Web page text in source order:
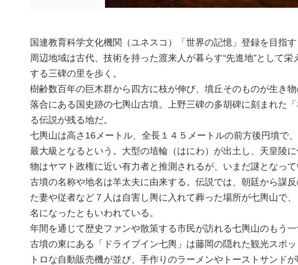
ㅤ国連教育科学文化機関（ユネスコ）「世界の記憶」登録を目指
周辺地域は古代、技術を持った渡来人が暮らす“先進地”として
する三碑の里を歩く。
ㅤ樹齢数百年の巨木群から四方に枝が伸び、墳丘そのものが生き
落合にある国史跡の七輿山古墳。上野三碑の多胡碑に刻まれた
る伝説が残る地だ。
ㅤ七輿山は高さ16メートル、全長１４５メートルの前方後円墳で
最大級となるという。大型の埴輪（はにわ）が出土し、天皇陵
物はヤマト政権に近い有力者と推測されるが、いまだ謎となって
ㅤ古墳の名称や地名は羊太夫に由来する。伝説では、朝廷から謀
た妻や従者など７人は自害し輿に入れて葬った場所が七輿山で
名になったともいわれている。
ㅤ年間を通じて歴史ファンや散策する市民が訪れる七輿山のもう
古墳の東にある「ドライブイン七輿」は藤岡の隠れた観光スポ
トロな自動販売機が並び、手作りのラーメンやトーストサンド